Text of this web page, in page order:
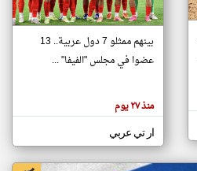
تغيير الدولة
اخبار جزر القمر على مدار الساعة
أهم اخبار جزر القمر العاجلة والمباشرة
بينهم ممثلو 7 دول عربية.. 13
عضوا في مجلس "الفيفا" ...
منذ ٢٧ يوم
ار تي عربي
klyoum.com